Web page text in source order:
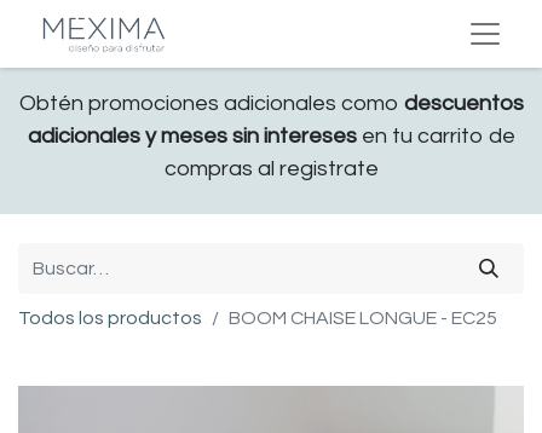
Obtén promociones adicionales como descuentos
adicionales y meses sin interesesen tu carrito de
compras al registrate
Todos los productos BOOM CHAISE LONGUE - EC25